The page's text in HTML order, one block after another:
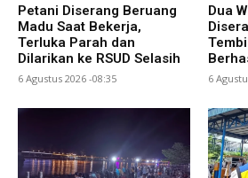
Petani Diserang Beruang
Madu Saat Bekerja,
Terluka Parah dan
Dilarikan ke RSUD Selasih
6 Agustus 2026 -08:35
Dua
6